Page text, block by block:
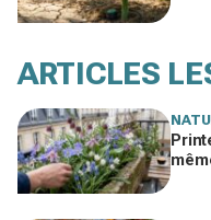
ARTICLES